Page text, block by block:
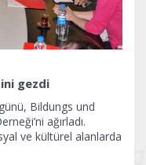
gezdi
Bildungs und
ağırladı.
ve kültürel alanlarda